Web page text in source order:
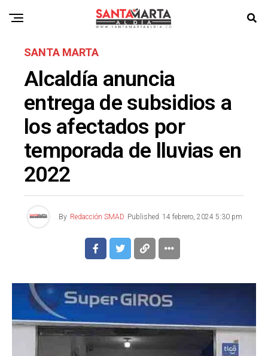
SANTA MARTA
Alcaldía anuncia
entrega de subsidios a
los afectados por
temporada de lluvias en
2022
By Redacción SMAD Published 14 febrero, 2024 5:30 pm